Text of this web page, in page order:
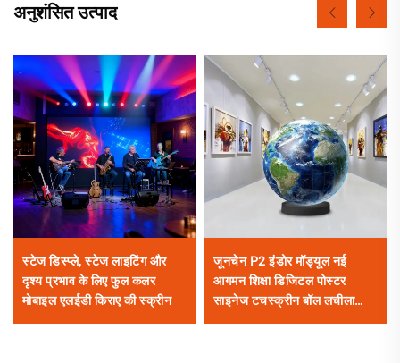
अनुशंसित उत्पाद
स्टेज डिस्प्ले, स्टेज लाइटिंग और
दृश्य प्रभाव के लिए फुल कलर
मोबाइल एलईडी किराए की स्क्रीन
जूनचेन P2 इंडोर मॉड्यूल नई
आगमन शिक्षा डिजिटल पोस्टर
साइनेज टचस्क्रीन बॉल लचीला